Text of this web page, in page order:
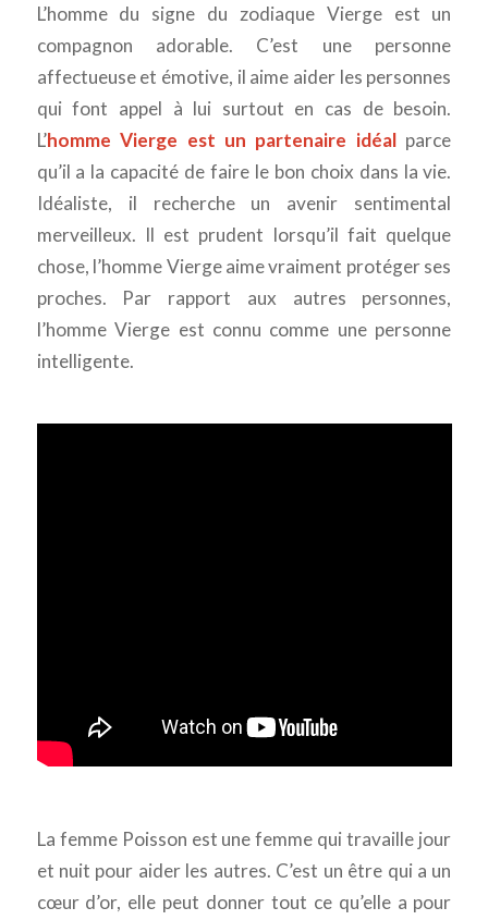
L’homme du signe du zodiaque Vierge est un
compagnon adorable. C’est une personne
affectueuse et émotive, il aime aider les personnes
qui font appel à lui surtout en cas de besoin.
L’homme Vierge est un partenaire idéalparce
qu’il a la capacité de faire le bon choix dans la vie.
Idéaliste, il recherche un avenir sentimental
merveilleux. Il est prudent lorsqu’il fait quelque
chose, l’homme Vierge aime vraiment protéger ses
proches. Par rapport aux autres personnes,
l’homme Vierge est connu comme une personne
intelligente.
La femme Poisson est une femme qui travaille jour
et nuit pour aider les autres. C’est un être qui a un
cœur d’or, elle peut donner tout ce qu’elle a pour